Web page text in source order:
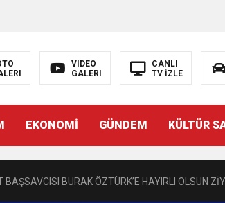
VIDEO
GALERI
CANLI
TV İZLE
EKONOMİ GÜNDEM KÜLTÜR
BAŞSAVCISI BURAK ÖZTÜRK’E HAYIRLI OLSUN